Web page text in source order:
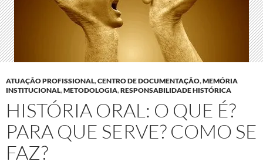
ATUAÇÃO PROFISSIONAL,CENTRO DE DOCUMENTAÇÃO,MEMÓRIA
INSTITUCIONAL,METODOLOGIA,RESPONSABILIDADE HISTÓRICA
HISTÓRIA ORAL: O QUE É?
PARA QUE SERVE? COMO SE
FAZ?